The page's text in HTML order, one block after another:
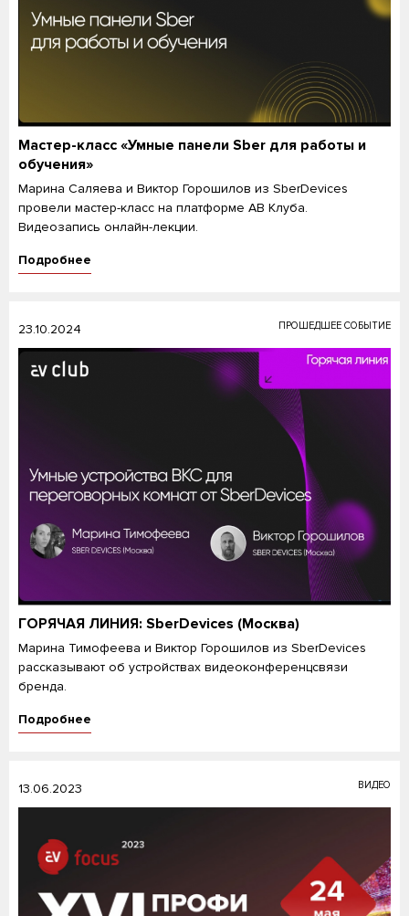
Мастер-класс «Умные панели Sber для работы и
обучения»
Марина Саляева и Виктор Горошилов из SberDevices
провели мастер-класс на платформе АВ Клуба.
Видеозапись онлайн-лекции.
Подробнее
23.10.2024 ПРОШЕДШЕЕ СОБЫТИЕ
ГОРЯЧАЯ ЛИНИЯ: SberDevices (Москва)
Марина Тимофеева и Виктор Горошилов из SberDevices
рассказывают об устройствах видеоконференцсвязи
бренда.
Подробнее
13.06.2023 ВИДЕО